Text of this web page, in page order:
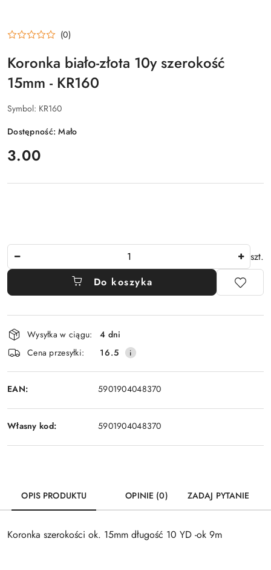
(0)
Koronka biało-złota 10y szerokość
15mm - KR160
Symbol: KR160
Dostępność:Mało
cena:
3.00
szt.
Do koszyka
Dostępność
i
dostawa
Wysyłka w ciągu:
4 dni
Cena przesyłki:
16.5
EAN: 5901904048370
Własny kod: 5901904048370
OPIS PRODUKTU OPINIE (0) ZADAJ PYTANIE
Koronka szerokości ok. 15mm długość 10 YD -ok 9m